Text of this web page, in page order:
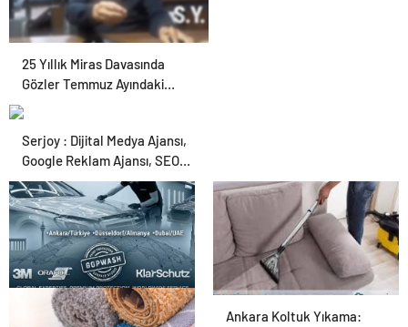
25 Yıllık Miras Davasında
Gözler Temmuz Ayındaki
Karar Duruşmasına Çevrildi
Serjoy : Dijital Medya Ajansı,
Google Reklam Ajansı, SEO
Ajansı ve Web Tasarım Ajansı
UETDS Nedir ? Uetds.com
Ankara Koltuk Yıkama: